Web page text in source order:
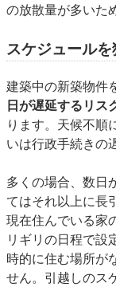
の放散量が多いた
スケジュールを
建築中の新築物件
日が遅延するリス
ります。天候不順
いは行政手続きの
多くの場合、数日
てはそれ以上に長
現在住んでいる家
リギリの日程で設
時的に住む場所が
せん。引越しのス